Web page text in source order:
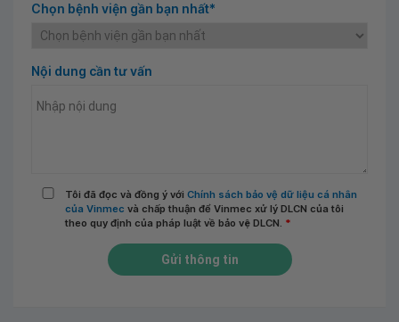
Chọn bệnh viện gần bạn nhất*
Nội dung cần tư vấn
Tôi đã đọc và đồng ý với Chính sách bảo vệ dữ liệu cá nhân
của Vinmec và chấp thuận để Vinmec xử lý DLCN của tôi
theo quy định của pháp luật về bảo vệ DLCN. *
Gửi thông tin